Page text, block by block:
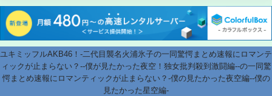
ユキミッフルAKB46！-二代目襲名火浦氷子の一同驚愕まとめ速報にロマンテ
ィックが止まらない？--僕が見たかった夜空！独女批判殺到激闘編--の一同驚
愕まとめ速報にロマンティックが止まらない？-僕の見たかった夜空編--僕の
見たかった星空編-